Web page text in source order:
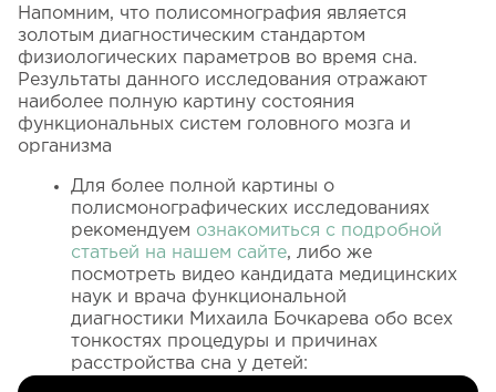
Напомним, что полисомнография является
золотым диагностическим стандартом
физиологических параметров во время сна.
Результаты данного исследования отражают
наиболее полную картину состояния
функциональных систем головного мозга и
организма
Для более полной картины о
полисмонографических исследованиях
рекомендуем ознакомиться с подробной
статьей на нашем сайте, либо же
посмотреть видео кандидата медицинских
наук и врача функциональной
диагностики Михаила Бочкарева обо всех
тонкостях процедуры и причинах
расстройства сна у детей: